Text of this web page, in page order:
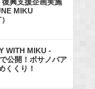
復興支援企画実施
MIKU
WITH MIKU -
公開！ボサノバア
くくり！